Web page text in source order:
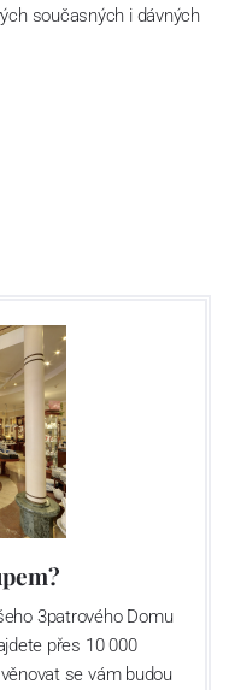
současných i dávných
3patrového Domu
přes 10 000
se vám budou